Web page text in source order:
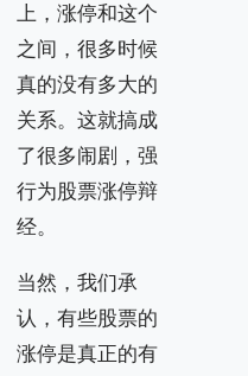
上，涨停和这个
之间，很多时候
真的没有多大的
关系。这就搞成
了很多闹剧，强
行为股票涨停辩
经。
当然，我们承
认，有些股票的
涨停是真正的有